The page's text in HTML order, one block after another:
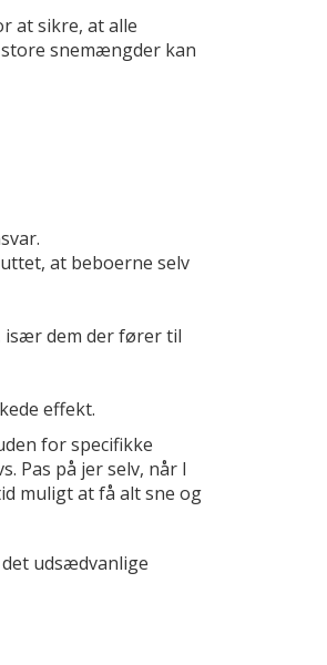
at sikre, at alle
snemængder kan
at beboerne selv
især dem der fører til
effekt.
for specifikke
Pas på jer selv, når I
muligt at få alt sne og
udsædvanlige